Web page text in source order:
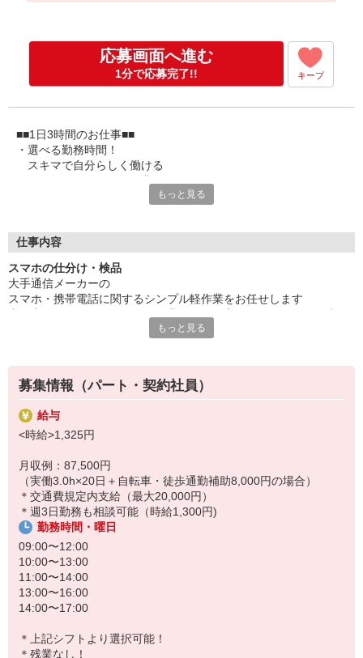
＊交通費規定内支給（最大20,000円）
＊週3日勤務も相談可能（時給1,300円)
応募画面へ進む
1分で応募完了!! キープ
■■1日3時間のお仕事■■
・選べる勤務時間！
スキマで自分らしく働ける
休憩室、コンビニ自販機完備
×ジーンズOK×髪色自由
・自社請負現場のお仕事だから
分からないことは気軽に聞けて安心◎
・近隣の方優遇！自転車・徒歩通勤者も嬉しい手当あり
もっと見る
仕事内容
スマホの仕分け・検品
大手通信メーカーの
スマホ・携帯電話に関するシンプル軽作業をお任せします
具体的には…
・商品の仕分け
・シール貼り・梱包・検品
・発送準備
・レターパックの準備・宛名貼り
・簡単なデータ登録
・その他付帯作業
☆経験ゼロから始められます！
シンプルな作業のため、即戦力になれますよ♪
☆アットホームな職場で
分からないことも聞きやすく環境◎
☆長期的に稼ぎたい方おすすめ！
＼WEB面談実施中／
＊変更の範囲：会社の定める業務
もっと見る
募集情報（パート・契約社員）
給与
<時給>1,325円
月収例：87,500円
（実働3.0h×20日＋自転車・徒歩通勤補助8,000円の場合）
＊交通費規定内支給（最大20,000円）
＊週3日勤務も相談可能（時給1,300円)
勤務時間・曜日
09:00〜12:00
10:00〜13:00
11:00〜14:00
13:00〜16:00
14:00〜17:00
＊上記シフトより選択可能！
＊残業なし！